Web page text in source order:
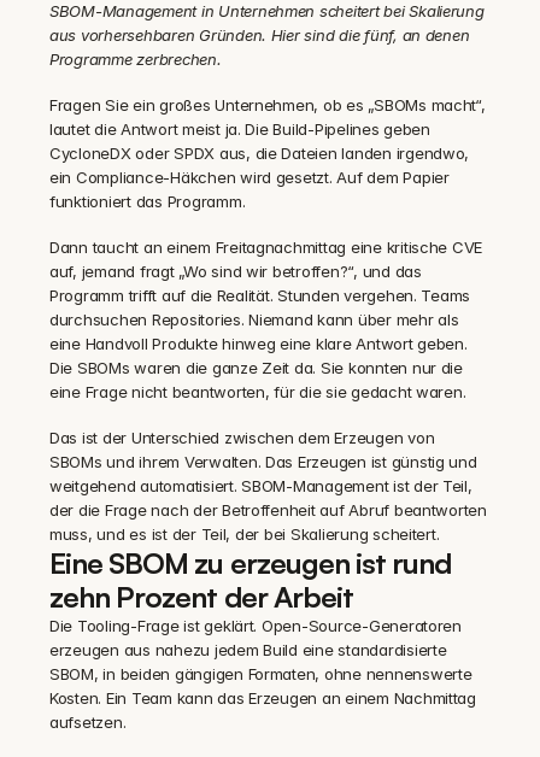
SBOM-Management in Unternehmen scheitert bei Skalierung
aus vorhersehbaren Gründen. Hier sind die fünf, an denen
Programme zerbrechen.
Fragen Sie ein großes Unternehmen, ob es „SBOMs macht“,
lautet die Antwort meist ja. Die Build-Pipelines geben
CycloneDX oder SPDX aus, die Dateien landen irgendwo,
ein Compliance-Häkchen wird gesetzt. Auf dem Papier
funktioniert das Programm.
Dann taucht an einem Freitagnachmittag eine kritische CVE
auf, jemand fragt „Wo sind wir betroffen?“, und das
Programm trifft auf die Realität. Stunden vergehen. Teams
durchsuchen Repositories. Niemand kann über mehr als
eine Handvoll Produkte hinweg eine klare Antwort geben.
Die SBOMs waren die ganze Zeit da. Sie konnten nur die
eine Frage nicht beantworten, für die sie gedacht waren.
Das ist der Unterschied zwischen dem Erzeugen von
SBOMs und ihrem Verwalten. Das Erzeugen ist günstig und
weitgehend automatisiert. SBOM-Management ist der Teil,
der die Frage nach der Betroffenheit auf Abruf beantworten
muss, und es ist der Teil, der bei Skalierung scheitert.
Eine SBOM zu erzeugen ist rund
zehn Prozent der Arbeit
Die Tooling-Frage ist geklärt. Open-Source-Generatoren
erzeugen aus nahezu jedem Build eine standardisierte
SBOM, in beiden gängigen Formaten, ohne nennenswerte
Kosten. Ein Team kann das Erzeugen an einem Nachmittag
aufsetzen.